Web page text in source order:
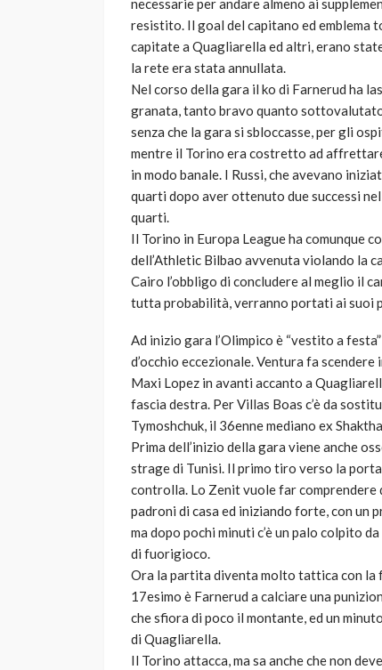
necessarie per andare almeno ai
resistito. Il goal del capitano ed
capitate a Quagliarella ed altri, erano
la rete era stata annullata.
Nel corso della gara il ko di Farnerud ha
granata, tanto bravo quanto
senza che la gara si sbloccasse, per gli
mentre il Torino era costretto ad
in modo banale. I Russi, che avevano
quarti dopo aver ottenuto due successi
quarti.
Il Torino in Europa League ha comunque
dell’Athletic Bilbao avvenuta violando la
Cairo l’obbligo di concludere al meglio il
tutta probabilità, verranno portati ai suoi
Ad inizio gara l’Olimpico è “vestito a
d’occhio eccezionale. Ventura fa
Maxi Lopez in avanti accanto a
fascia destra. Per Villas Boas c’è da
Tymoshchuk, il 36enne mediano ex
Prima dell’inizio della gara viene anche
strage di Tunisi. Il primo tiro verso la
controlla. Lo Zenit vuole far
padroni di casa ed iniziando forte, con un
ma dopo pochi minuti c’è un palo colpito
di fuorigioco.
Ora la partita diventa molto tattica con la
17esimo è Farnerud a calciare una
che sfiora di poco il montante, ed un
di Quagliarella.
Il Torino attacca, ma sa anche che non